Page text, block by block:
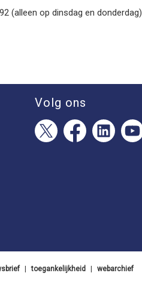
(alleen op dinsdag en donderdag)
Volg ons
toegankelijkheid webarchief